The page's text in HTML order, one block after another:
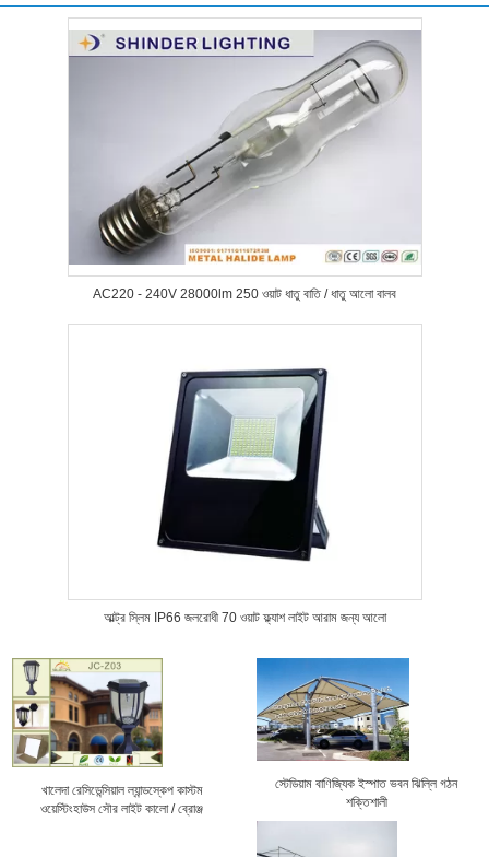
AC220 - 240V 28000lm 250 ওয়াট ধাতু বাতি / ধাতু আলো বালব
আল্ট্র স্লিম IP66 জলরোধী 70 ওয়াট ফ্ল্যাশ লাইট আরাম জন্য আলো
খালেদা রেসিডেন্সিয়াল ল্যান্ডস্কেপ কাস্টম
ওয়েস্টিংহাউস সৌর লাইট কালো / ব্রোঞ্জ
স্টেডিয়াম বাণিজ্যিক ইস্পাত ভবন ঝিল্লি গঠন
শক্তিশালী